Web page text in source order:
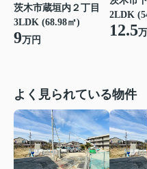
茨木市蔵垣内２丁目
3LDK (68.98㎡)
9万円
2LDK
12.5
よく見られている物件